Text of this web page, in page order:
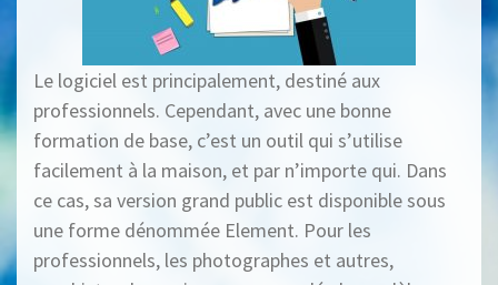
Le logiciel est principalement, destiné aux
professionnels. Cependant, avec une bonne
formation de base, c’est un outil qui s’utilise
facilement à la maison, et par n’importe qui. Dans
ce cas, sa version grand public est disponible sous
une forme dénommée Element. Pour les
professionnels, les photographes et autres,